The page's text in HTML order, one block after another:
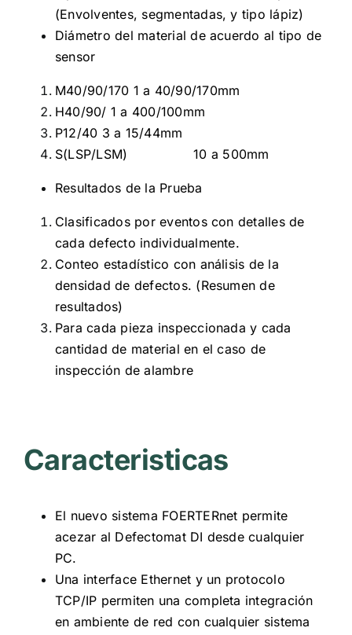
(Envolventes, segmentadas, y tipo lápiz)
Diámetro del material de acuerdo al tipo de
sensor
M40/90/170 1 a 40/90/170mm
H40/90/ 1 a 400/100mm
P12/40 3 a 15/44mm
S(LSP/LSM) 10 a 500mm
Resultados de la Prueba
Clasificados por eventos con detalles de
cada defecto individualmente.
Conteo estadístico con análisis de la
densidad de defectos. (Resumen de
resultados)
Para cada pieza inspeccionada y cada
cantidad de material en el caso de
inspección de alambre
Caracteristicas
El nuevo sistema FOERTERnet permite
acezar al Defectomat DI desde cualquier
PC.
Una interface Ethernet y un protocolo
TCP/IP permiten una completa integración
en ambiente de red con cualquier sistema